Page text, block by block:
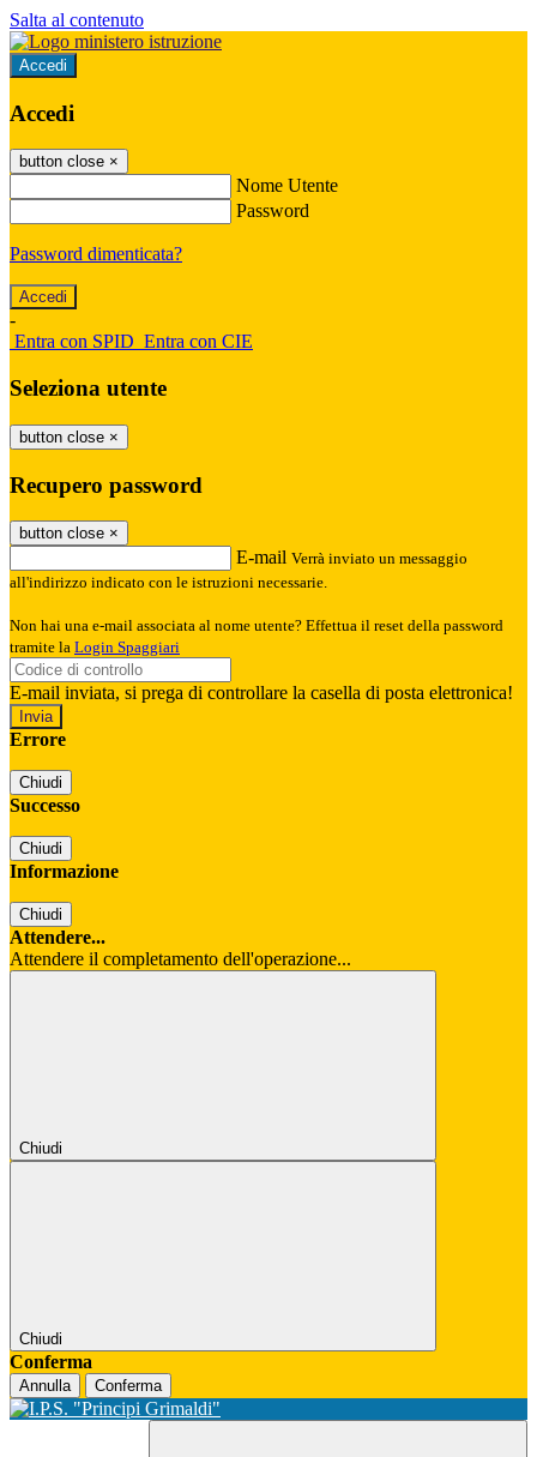
Salta al contenuto
Accedi
Accedi
button close ×
Nome Utente
Password
Password dimenticata?
-
Entra con SPID Entra con CIE
Seleziona utente
button close ×
Recupero password
button close ×
E-mail Verrà inviato un messaggio
all'indirizzo indicato con le istruzioni necessarie.
Non hai una e-mail associata al nome utente? Effettua il reset della password
tramite la Login Spaggiari
E-mail inviata, si prega di controllare la casella di posta elettronica!
Errore
Chiudi
Successo
Chiudi
Informazione
Chiudi
Attendere...
Attendere il completamento dell'operazione...
Chiudi
Chiudi
Conferma
Annulla Conferma